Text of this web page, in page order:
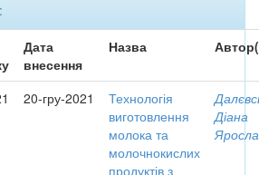
Дата
внесення
Назва
20-гру-2021
Технологія
виготовлення
молока та
молочнокислих
продуктів з
Діана